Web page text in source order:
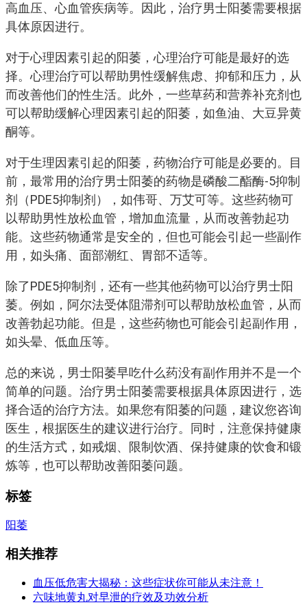
高血压、心血管疾病等。因此，治疗男士阳萎需要根据
具体原因进行。
对于心理因素引起的阳萎，心理治疗可能是最好的选
择。心理治疗可以帮助男性缓解焦虑、抑郁和压力，从
而改善他们的性生活。此外，一些草药和营养补充剂也
可以帮助缓解心理因素引起的阳萎，如鱼油、大豆异黄
酮等。
对于生理因素引起的阳萎，药物治疗可能是必要的。目
前，最常用的治疗男士阳萎的药物是磷酸二酯酶-5抑制
剂（PDE5抑制剂），如伟哥、万艾可等。这些药物可
以帮助男性放松血管，增加血流量，从而改善勃起功
能。这些药物通常是安全的，但也可能会引起一些副作
用，如头痛、面部潮红、胃部不适等。
除了PDE5抑制剂，还有一些其他药物可以治疗男士阳
萎。例如，阿尔法受体阻滞剂可以帮助放松血管，从而
改善勃起功能。但是，这些药物也可能会引起副作用，
如头晕、低血压等。
总的来说，男士阳萎早吃什么药没有副作用并不是一个
简单的问题。治疗男士阳萎需要根据具体原因进行，选
择合适的治疗方法。如果您有阳萎的问题，建议您咨询
医生，根据医生的建议进行治疗。同时，注意保持健康
的生活方式，如戒烟、限制饮酒、保持健康的饮食和锻
炼等，也可以帮助改善阳萎问题。
标签
阳萎
相关推荐
血压低危害大揭秘：这些症状你可能从未注意！
六味地黄丸对早泄的疗效及功效分析